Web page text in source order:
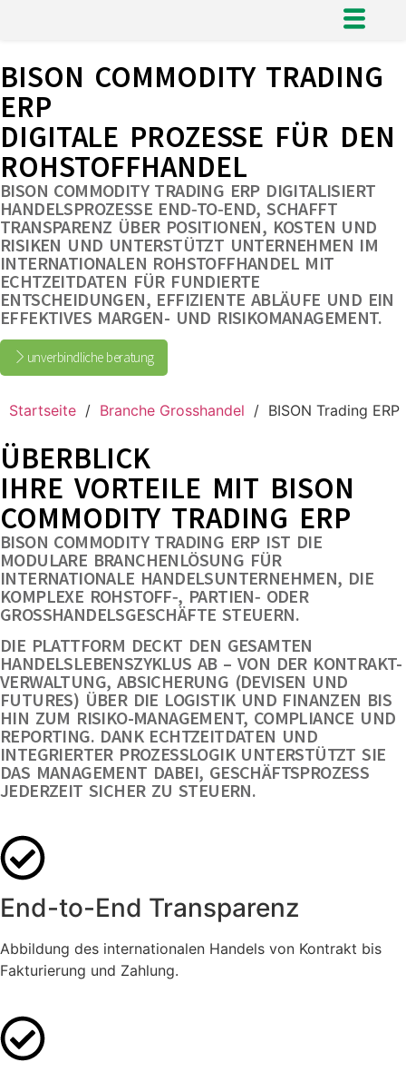
BISON COMMODITY TRADING
ERP
DIGITALE PROZESSE FÜR DEN
ROHSTOFFHANDEL
BISON COMMODITY TRADING ERP DIGITALISIERT
HANDELSPROZESSE END‑TO‑END, SCHAFFT
TRANSPARENZ ÜBER POSITIONEN, KOSTEN UND
RISIKEN UND UNTERSTÜTZT UNTERNEHMEN IM
INTERNATIONALEN ROHSTOFFHANDEL MIT
ECHTZEITDATEN FÜR FUNDIERTE
ENTSCHEIDUNGEN, EFFIZIENTE ABLÄUFE UND EIN
EFFEKTIVES MARGEN- UND RISIKOMANAGEMENT.
unverbindliche beratung
Startseite / Branche Grosshandel / BISON Trading ERP
ÜBERBLICK
IHRE VORTEILE MIT BISON
COMMODITY TRADING ERP
BISON COMMODITY TRADING ERP IST DIE
MODULARE BRANCHENLÖSUNG FÜR
INTERNATIONALE HANDELSUNTERNEHMEN, DIE
KOMPLEXE ROHSTOFF‑, PARTIEN‑ ODER
GROSSHANDELSGESCHÄFTE STEUERN.
DIE PLATTFORM DECKT DEN GESAMTEN
HANDELSLEBENSZYKLUS AB – VON DER KONTRAKT-
VERWALTUNG, ABSICHERUNG (DEVISEN UND
FUTURES) ÜBER DIE LOGISTIK UND FINANZEN BIS
HIN ZUM RISIKO-MANAGEMENT, COMPLIANCE UND
REPORTING. DANK ECHTZEITDATEN UND
INTEGRIERTER PROZESSLOGIK UNTERSTÜTZT SIE
DAS MANAGEMENT DABEI, GESCHÄFTSPROZESS
JEDERZEIT SICHER ZU STEUERN.
End-to-End Transparenz
Abbildung des internationalen Handels von Kontrakt bis
Fakturierung und Zahlung.